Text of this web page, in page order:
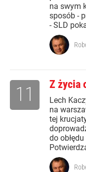
na swym
sposób -
- SLD
Z życia
Lech
na
tej
do
11